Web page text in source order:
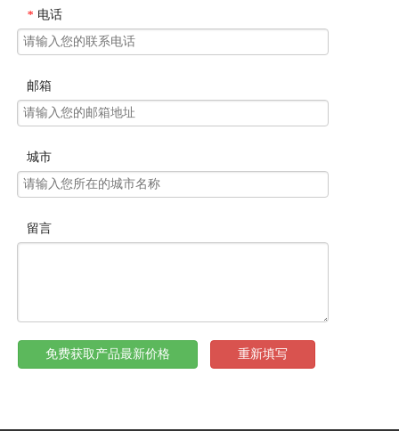
* 电话
邮箱
城市
留言
免费获取产品最新价格 重新填写